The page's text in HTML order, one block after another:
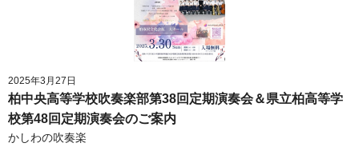
2025年3月27日
柏中央高等学校吹奏楽部第38回定期演奏会＆県立柏高等学
校第48回定期演奏会のご案内
かしわの吹奏楽